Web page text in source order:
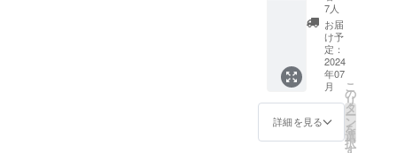
カー
ボール
をお届
けしま
す ・寄
付金領
収書 ・
御礼状
・
にサッ
カー
ボール
をお届
けしま
す ＜内
容＞ ・
JFAの
復興支
援活動
におけ
7人
お届
け予
定：
2024
年07
月
詳細を見る
こ
の
リ
タ
ー
ン
を
選
択
す